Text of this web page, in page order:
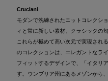
Cruciani
モダンで洗練されたニットコレクシ
ィと常に新しい素材、クラシックの
これらが極めて高い次元で実現され
のコレクションは、エレガントなラ
フィットするデザインで、「イタリ
す。ウンブリア州にあるメゾンから